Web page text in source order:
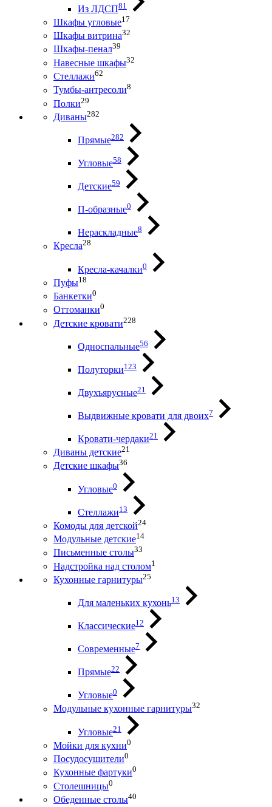
Из ЛДСП81
Шкафы угловые17
Шкафы витрина32
Шкафы-пенал39
Навесные шкафы32
Стеллажи62
Тумбы-антресоли8
Полки29
Диваны282
Прямые282
Угловые58
Детские59
П-образные0
Нераскладные8
Кресла28
Кресла-качалки0
Пуфы18
Банкетки0
Оттоманки0
Детские кровати228
Односпальные56
Полуторки123
Двухъярусные21
Выдвижные кровати для двоих7
Кровати-чердаки21
Диваны детские21
Детские шкафы36
Угловые0
Стеллажи13
Комоды для детской24
Модульные детские14
Письменные столы33
Надстройка над столом1
Кухонные гарнитуры25
Для маленьких кухонь13
Классические12
Современные7
Прямые22
Угловые0
Модульные кухонные гарнитуры32
Угловые21
Мойки для кухни0
Посудосушители0
Кухонные фартуки0
Столешницы0
Обеденные столы40